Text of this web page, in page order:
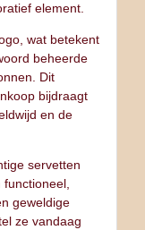
element.
wat betekent
beheerde
Dit
bijdraagt
en de
servetten
functioneel,
geweldige
ze vandaag